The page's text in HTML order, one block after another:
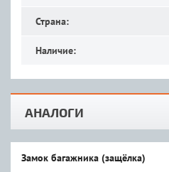
Страна:
Наличие:
АНАЛОГИ
Замок багажника (защёлка)